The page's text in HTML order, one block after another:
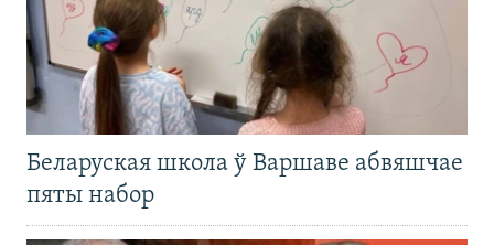
Беларуская школа ў Варшаве абвяшчае
пяты набор